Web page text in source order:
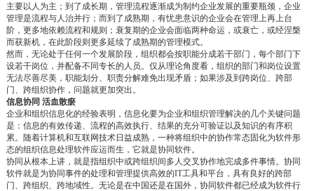
主要以人为主；到了成长期，管理流程逐渐成为制约企业发展的重要瓶颈，企业
管理是流程与人治并行；而到了成熟期，有忧患意识的企业会在管理上再上台
阶，更多地依赖流程和规则；衰复期的企业会面临两种命运，或衰亡，或经涅槃
而获新机，在此阶段则更多延续了成熟期的管理模式。
然而，无论处于任何一个发展阶段，组织都会按职能分成若干部门，每个部门下
设若干岗位，并配备不同专长的人员。仅从理论角度看，组织的部门和岗位设置
无法尽善尽美，职能划分、职责分解难免出现矛盾；如果涉及到跨岗位、跨部
门、跨组织协作，问题就更加突出。
信息协同 活血散瘀
企业和组织信息化的经验表明，信息化要为企业和组织管理解决的几个关键问题
是：信息的有效传递、流程的高效执行、结果的充分可验证以及知识的有序积
累。随着计算机和互联网技术日益成熟，一种将组织中的协作常态固化为软件形
态的组织信息处理软件应运而生，它就是协同软件。
协同从根本上讲，就是指组织中或跨组织间多人交叉协作地完成多件事情。协同
软件就是为协同事件的处理和管理提供高效的IT工具和平台，具有良好的跨部
门、跨组织、跨地域性。无论是在中国还是在国外，协同软件都已经成为软件行